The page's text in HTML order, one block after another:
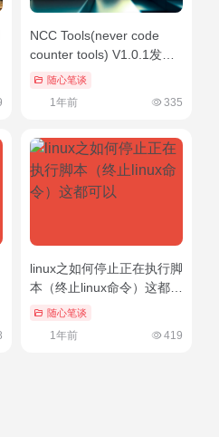
NCC Tools(never code
counter tools) V1.0.1发布
代码-代码统计工具（code
随心笔谈
1年前 335
linux之如何停止正在执行脚
本（终止linux命令）这都可
以
随心笔谈
1年前 419